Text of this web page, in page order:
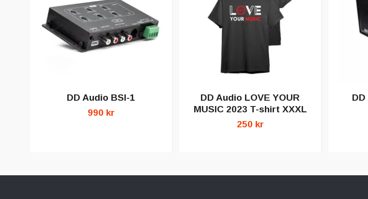
DD Audio BSI-1
990 kr
DD Audio LOVE YOUR
MUSIC 2023 T-shirt XXXL
250 kr